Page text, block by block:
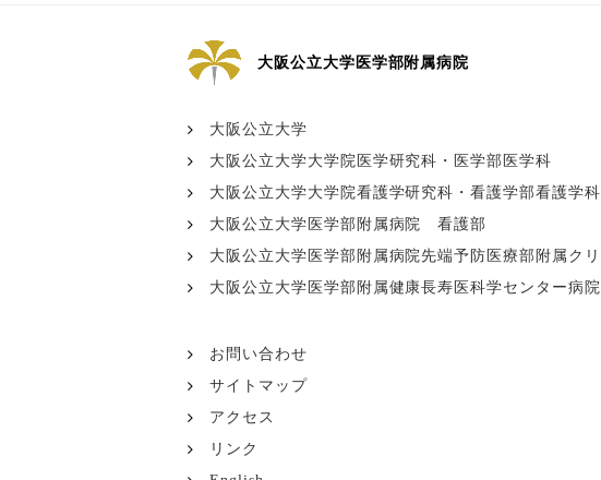
大阪公立大学医学部附属病院
大阪公立大学
大阪公立大学大学院医学研究科・医学部医学科
大阪公立大学大学院看護学研究科・看護学部看護学科
大阪公立大学医学部附属病院 看護部
大阪公立大学医学部附属病院先端予防医療部附属ク
大阪公立大学医学部附属健康長寿医科学センター病院
お問い合わせ
サイトマップ
アクセス
リンク